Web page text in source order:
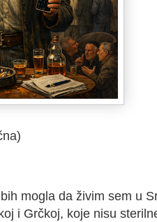
mogla da živim sem u
i Grčkoj, koje nisu